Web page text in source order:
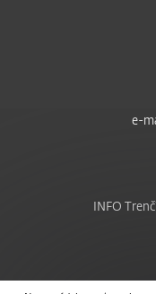
e-
INFO